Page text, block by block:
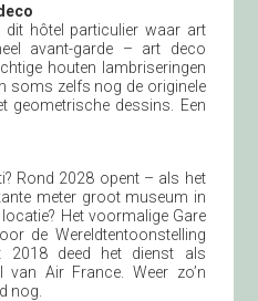
hôtel particulier waar art
avant-garde – art deco
houten lambriseringen
soms zelfs nog de originele
geometrische dessins. Een
Rond 2028 opent – als het
meter groot museum in
Het voormalige Gare
de Wereldtentoonstelling
deed het dienst als
Air France. Weer zo’n
nog.